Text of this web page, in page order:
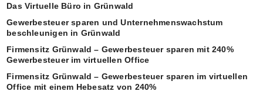
Das Virtuelle Büro in Grünwald
Gewerbesteuer sparen und Unternehmenswachstum
beschleunigen in Grünwald
Firmensitz Grünwald – Gewerbesteuer sparen mit 240%
Gewerbesteuer im virtuellen Office
Firmensitz Grünwald – Gewerbesteuer sparen im virtuellen
Office mit einem Hebesatz von 240%